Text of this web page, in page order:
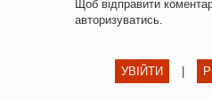
Щоб відправити
авторизуватись.
УВІЙТИ